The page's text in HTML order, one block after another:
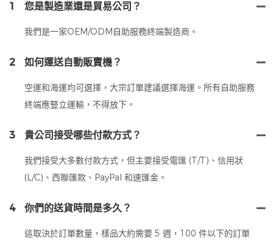
1 您是製造業還是貿易公司？
我們是一家OEM/ODM自助服務終端製造商。
2 如何運送自動販賣機？
空運和海運均可選擇，大宗訂單建議選擇海運。所有自助服務
終端應豎立運輸，不得放下。
3 貴公司接受哪些付款方式？
我們接受大多數付款方式，但主要接受電匯 (T/T)、信用狀
(L/C)、西聯匯款、PayPal 和速匯金。
4 你們的送貨時間是多久？
這取決於訂單數量，樣品大約需要 5 週，100 件以下的訂單